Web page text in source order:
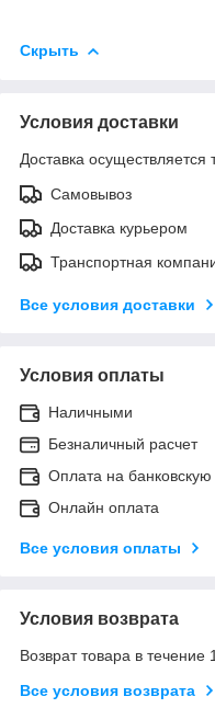
Скрыть
Условия доставки
Доставка осуществляется
Самовывоз
Доставка курьером
Транспортная
Все условия доставки
Условия оплаты
Наличными
Безналичный расчет
Оплата на банковскую
Онлайн оплата
Все условия оплаты
Условия возврата
Возврат товара в течение
Все условия возврата